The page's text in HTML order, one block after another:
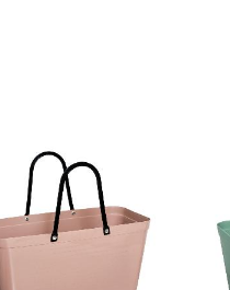
Langelandsvegen
Åpent i dag 10-20
0 i butikk